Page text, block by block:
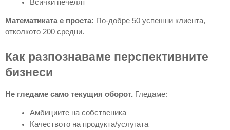
Всички печелят
Математиката е проста: По-добре 50 успешни клиента,
отколкото 200 средни.
Как разпознаваме перспективните
бизнеси
Не гледаме само текущия оборот. Гледаме:
Амбициите на собственика
Качеството на продукта/услугата